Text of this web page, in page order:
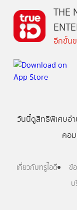
THE
อีกขั้น
วันนี้ดูสิทธิพิเศษอ่
คอ
เกี่ยวกับทรูไอดี ข้
บ